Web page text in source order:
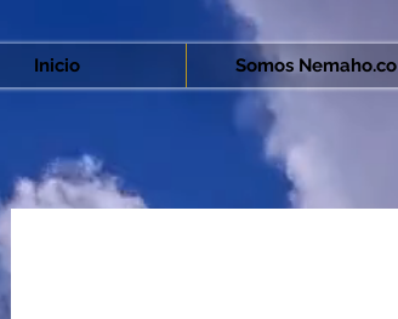
Inicio Somos Nemaho.co